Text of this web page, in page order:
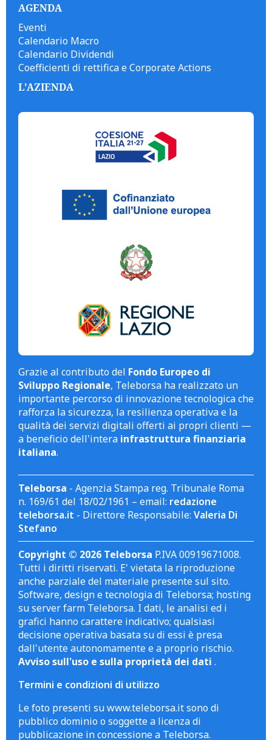
AGENDA
Eventi
Calendario Macro
Calendario Dividendi
Coefficienti di rettifica e Corporate Actions
L'AZIENDA
Grazie al contributo del Fondo Europeo di
Sviluppo Regionale, Teleborsa ha realizzato un
importante percorso di innovazione tecnologica che
rafforza la sicurezza, la resilienza operativa e la
qualità dei servizi digitali offerti ai propri clienti —
a beneficio dell'intera infrastruttura finanziaria
italiana.
Teleborsa - Agenzia Stampa reg. Tribunale Roma
n. 169/61 del 18/02/1961 – email: redazione
teleborsa.it - Direttore Responsabile: Valeria Di
Stefano
Copyright © 2026 Teleborsa P.IVA 00919671008.
Tutti i diritti riservati. E' vietata la riproduzione
anche parziale del materiale presente sul sito.
Software, design e tecnologia di Teleborsa; hosting
su server farm Teleborsa. I dati, le analisi ed i
grafici hanno carattere indicativo; qualsiasi
decisione operativa basata su di essi è presa
dall'utente autonomamente e a proprio rischio.
Avviso sull'uso e sulla proprietà dei dati .
Termini e condizioni di utilizzo
Le foto presenti su www.teleborsa.it sono di
pubblico dominio o soggette a licenza di
pubblicazione in concessione a Teleborsa.